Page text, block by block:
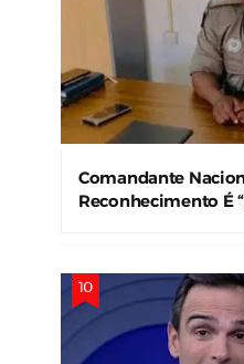
Comandante
Reconhecimento É